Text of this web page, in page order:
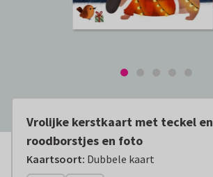
Vrolijke kerstkaart met teckel en
roodborstjes en foto
Kaartsoort: Dubbele kaart